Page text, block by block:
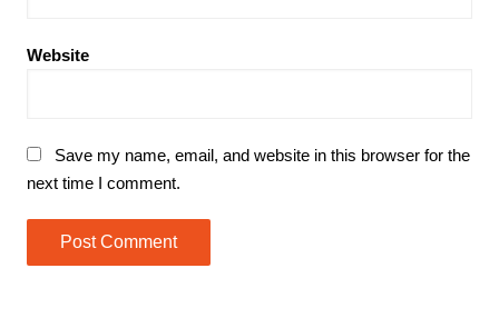
Website
Save my name, email, and website in this browser for the
next time I comment.